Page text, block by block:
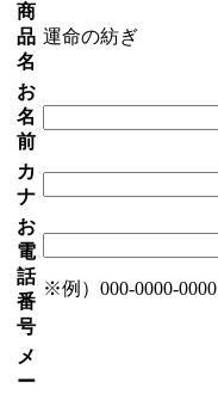
商
品
名
運命の紡ぎ
お
名
前
カ
ナ
お
電
話
番
号
※例）000-0000-0000
メ
ー